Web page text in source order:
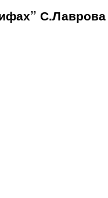
С.Лаврова